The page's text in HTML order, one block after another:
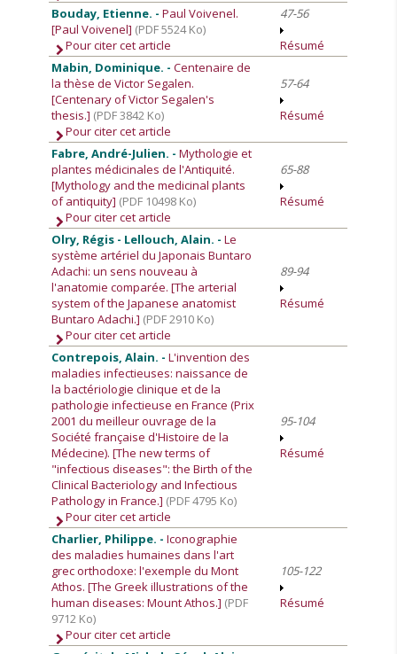
Bouday, Etienne. -Paul Voivenel.
[Paul Voivenel] (PDF 5524 Ko)
Pour citer cet article
47-56
Résumé
Mabin, Dominique. -Centenaire de
la thèse de Victor Segalen.
[Centenary of Victor Segalen's
thesis.] (PDF 3842 Ko)
Pour citer cet article
57-64
Résumé
Fabre, André-Julien. -Mythologie et
plantes médicinales de l'Antiquité.
[Mythology and the medicinal plants
of antiquity] (PDF 10498 Ko)
Pour citer cet article
65-88
Résumé
Olry, Régis - Lellouch, Alain. -Le
système artériel du Japonais Buntaro
Adachi: un sens nouveau à
l'anatomie comparée. [The arterial
system of the Japanese anatomist
Buntaro Adachi.] (PDF 2910 Ko)
Pour citer cet article
89-94
Résumé
Contrepois, Alain. -L'invention des
maladies infectieuses: naissance de
la bactériologie clinique et de la
pathologie infectieuse en France (Prix
2001 du meilleur ouvrage de la
Société française d'Histoire de la
Médecine). [The new terms of
"infectious diseases": the Birth of the
Clinical Bacteriology and Infectious
Pathology in France.] (PDF 4795 Ko)
Pour citer cet article
95-104
Résumé
Charlier, Philippe. -Iconographie
des maladies humaines dans l'art
grec orthodoxe: l'exemple du Mont
Athos. [The Greek illustrations of the
human diseases: Mount Athos.] (PDF
9712 Ko)
Pour citer cet article
105-122
Résumé